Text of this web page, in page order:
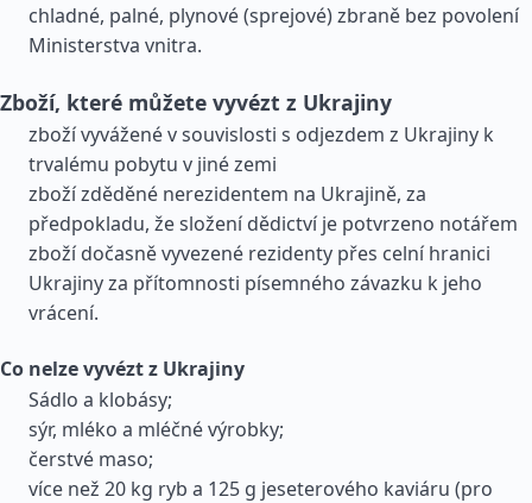
chladné, palné, plynové (sprejové) zbraně bez povolení
Ministerstva vnitra.
Zboží, které můžete vyvézt z Ukrajiny
zboží vyvážené v souvislosti s odjezdem z Ukrajiny k
trvalému pobytu v jiné zemi
zboží zděděné nerezidentem na Ukrajině, za
předpokladu, že složení dědictví je potvrzeno notářem
zboží dočasně vyvezené rezidenty přes celní hranici
Ukrajiny za přítomnosti písemného závazku k jeho
vrácení.
Co nelze vyvézt z Ukrajiny
Sádlo a klobásy;
sýr, mléko a mléčné výrobky;
čerstvé maso;
více než 20 kg ryb a 125 g jeseterového kaviáru (pro